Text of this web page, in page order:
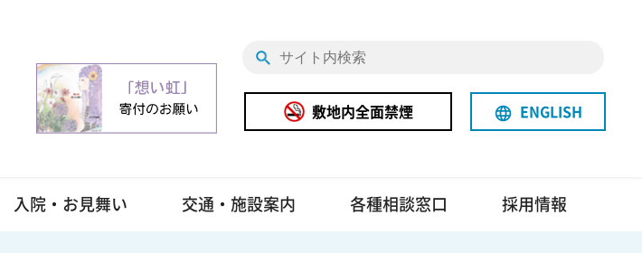
入院・お見舞い 交通・施設案内 各種相談窓口 採用情報
敷地内全面禁煙 language ENGLISH